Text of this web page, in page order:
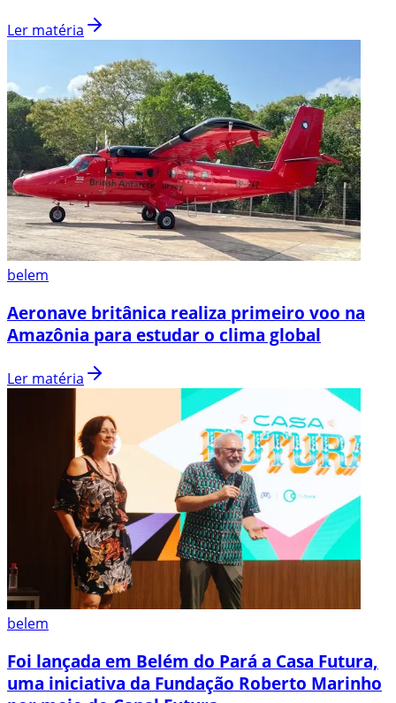
Ler matéria
belem
Aeronave britânica realiza primeiro voo na
Amazônia para estudar o clima global
Ler matéria
belem
Foi lançada em Belém do Pará a Casa Futura,
uma iniciativa da Fundação Roberto Marinho